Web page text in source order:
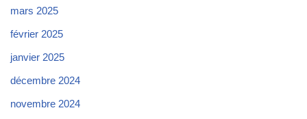
mars 2025
février 2025
janvier 2025
décembre 2024
novembre 2024